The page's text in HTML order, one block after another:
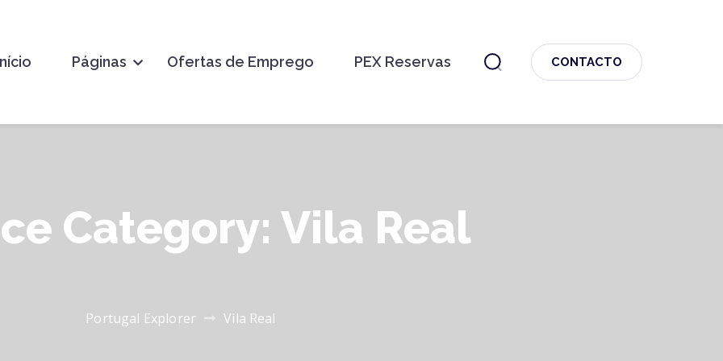
Páginas Ofertas de Emprego PEX Reservas CONTACTO
Category: Vila Real
Portugal Explorer Vila Real